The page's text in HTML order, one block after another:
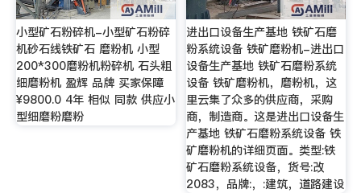
小型矿石粉碎机-小型矿石粉碎
机砂石线铁矿石 磨粉机 小型
200*300磨粉机粉碎机 石头粗
细磨粉机 盈辉 品牌 买家保障
¥9800.0 4年 相似 同款 供应小
型细磨粉磨粉
进出口设备生产基地 铁矿石磨
粉系统设备 铁矿磨粉机-进出口
设备生产基地 铁矿石磨粉系统
设备 铁矿磨粉机，磨粉机，这
里云集了众多的供应商，采购
商，制造商。这是进出口设备生
产基地 铁矿石磨粉系统设备 铁
矿磨粉机的详细页面。类型:铁
矿石磨粉系统设备，货号:改
2083，品牌:，:建筑，道路建设